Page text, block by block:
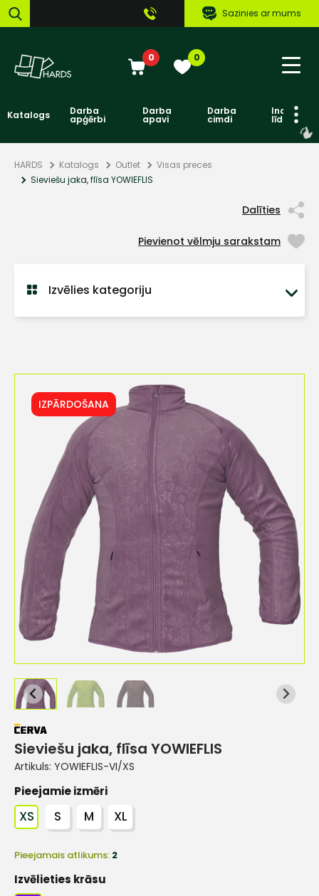
Sazinies ar mums
0 0
Katalogs Darba
apģērbi
Darba
apavi
Darba
cimdi līdzekļi
HARDS Katalogs Outlet
Visas preces
Sieviešu jaka, flīsa YOWIEFLIS
Dalīties
Pievienot vēlmju sarakstam
Izvēlies kategoriju
IZPĀRDOŠANA
Sieviešu jaka, flīsa YOWIEFLIS
Artikuls: YOWIEFLIS-VI/XS
Pieejamie izmēri
XS S M XL
Pieejamais atlikums: 2
Izvēlieties krāsu